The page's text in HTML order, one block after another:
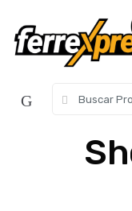
navigation
content
for: